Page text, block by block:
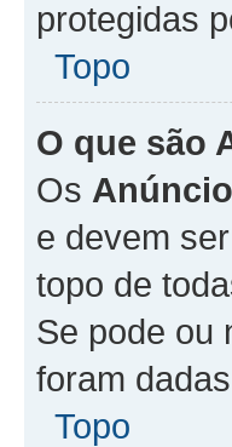
protegidas
Topo
O que são
Os
e devem
topo de
Se pode ou
foram
Topo